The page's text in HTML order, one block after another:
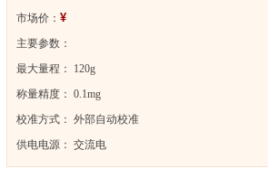
市场价： ¥
主要参数：
最大量程： 120g
称量精度： 0.1mg
校准方式： 外部自动校准
供电电源： 交流电